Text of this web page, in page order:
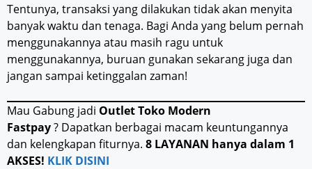
Tentunya, transaksi yang dilakukan tidak akan menyita
banyak waktu dan tenaga. Bagi Anda yang belum pernah
menggunakannya atau masih ragu untuk
menggunakannya, buruan gunakan sekarang juga dan
jangan sampai ketinggalan zaman!
Mau Gabung jadi Outlet Toko Modern
Fastpay? Dapatkan berbagai macam keuntungannya
dan kelengkapan fiturnya. 8 LAYANAN hanya dalam 1
AKSES! KLIK DISINI